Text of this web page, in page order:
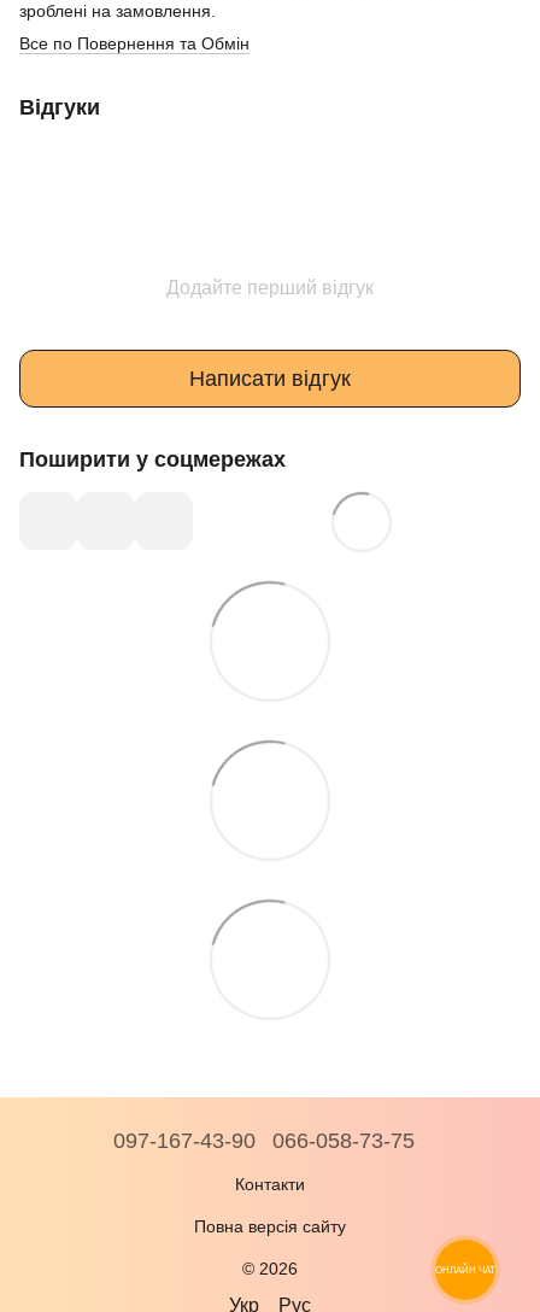
зроблені на замовлення.
Все по Повернення та Обмін
Відгуки
Додайте перший відгук
Написати відгук
Поширити у соцмережах
097-167-43-90 066-058-73-75
Контакти
Повна версія сайту
© 2026
Укр Рус
ОНЛАЙН ЧАТ